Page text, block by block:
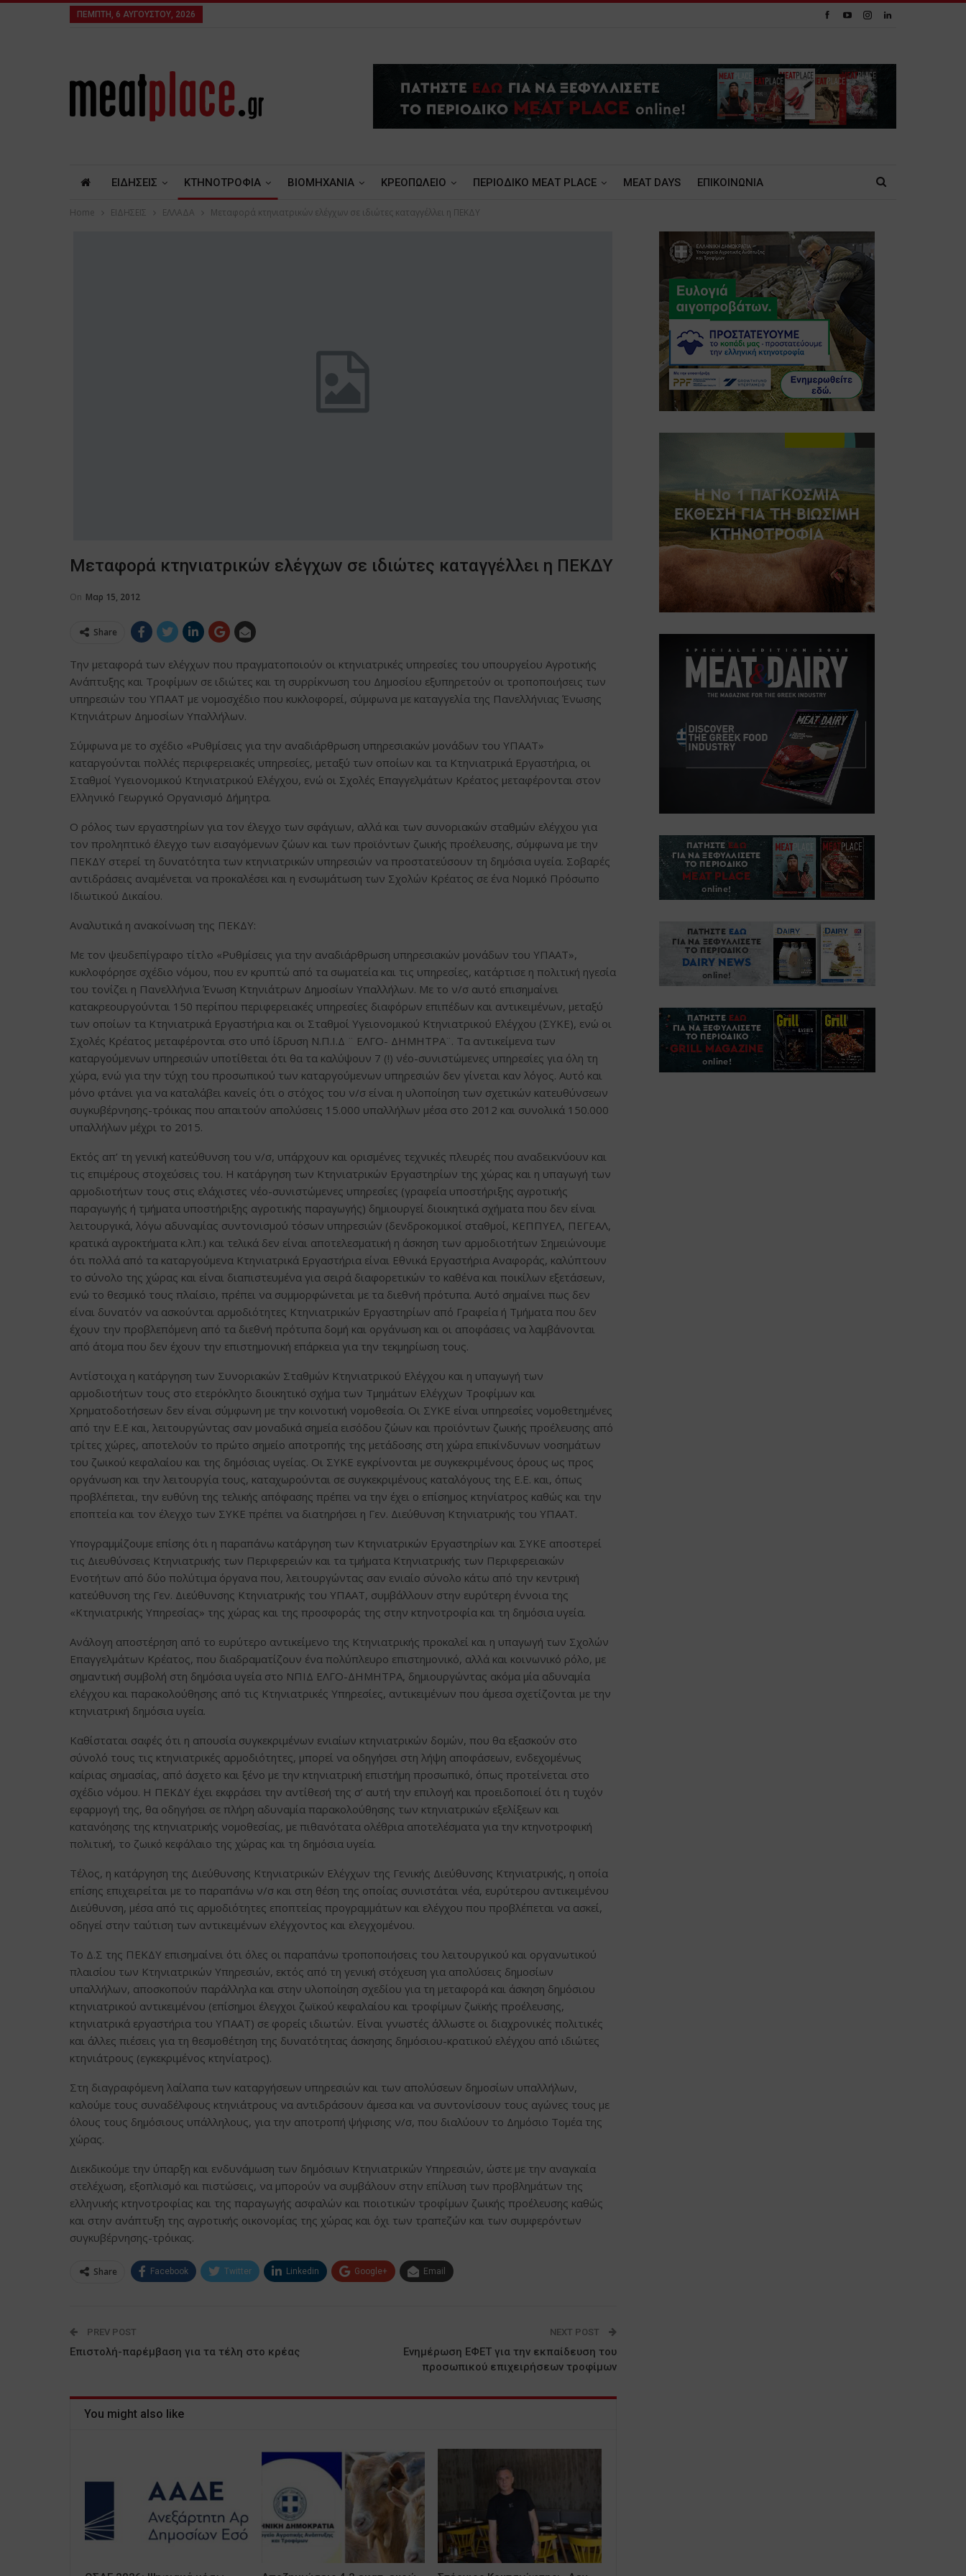
ΠΈΜΠΤΗ, 6 ΑΥΓΟΎΣΤΟΥ, 2026
ΕΙΔΗΣΕΙΣ ΚΤΗΝΟΤΡΟΦΙΑ ΒΙΟΜΗΧΑΝΙΑ ΚΡΕΟΠΩΛΕΙΟ ΠΕΡΙΟΔΙΚΟ ΜΕΑΤ PLACE MEAT DAYS ΕΠΙΚΟΙΝΩΝΙΑ
Home ΕΙΔΗΣΕΙΣ ΕΛΛΑΔΑ Μεταφορά κτηνιατρικών ελέγχων σε ιδιώτες καταγγέλλει η ΠΕΚΔΥ
Μεταφορά κτηνιατρικών ελέγχων σε ιδιώτες καταγγέλλει η ΠΕΚΔΥ
On Μαρ 15, 2012
Share
Την μεταφορά των ελέγχων που πραγματοποιούν οι κτηνιατρικές υπηρεσίες του υπουργείου Αγροτικής
Ανάπτυξης και Τροφίμων σε ιδιώτες και τη συρρίκνωση του Δημοσίου εξυπηρετούν οι τροποποιήσεις των
υπηρεσιών του ΥΠΑΑΤ με νομοσχέδιο που κυκλοφορεί, σύμφωνα με καταγγελία της Πανελλήνιας Ένωσης
Κτηνιάτρων Δημοσίων Υπαλλήλων.
Σύμφωνα με το σχέδιο «Ρυθμίσεις για την αναδιάρθρωση υπηρεσιακών μονάδων του ΥΠΑΑΤ»
καταργούνται πολλές περιφερειακές υπηρεσίες, μεταξύ των οποίων και τα Κτηνιατρικά Εργαστήρια, οι
Σταθμοί Υγειονομικού Κτηνιατρικού Ελέγχου, ενώ οι Σχολές Επαγγελμάτων Κρέατος μεταφέρονται στον
Ελληνικό Γεωργικό Οργανισμό Δήμητρα.
Ο ρόλος των εργαστηρίων για τον έλεγχο των σφάγιων, αλλά και των συνοριακών σταθμών ελέγχου για
τον προληπτικό έλεγχο των εισαγόμενων ζώων και των προϊόντων ζωικής προέλευσης, σύμφωνα με την
ΠΕΚΔΥ στερεί τη δυνατότητα των κτηνιατρικών υπηρεσιών να προστατεύσουν τη δημόσια υγεία. Σοβαρές
αντιδράσεις αναμένεται να προκαλέσει και η ενσωμάτωση των Σχολών Κρέατος σε ένα Νομικό Πρόσωπο
Ιδιωτικού Δικαίου.
Αναλυτικά η ανακοίνωση της ΠΕΚΔΥ:
Με τον ψευδεπίγραφο τίτλο «Ρυθμίσεις για την αναδιάρθρωση υπηρεσιακών μονάδων του ΥΠΑΑΤ»,
κυκλοφόρησε σχέδιο νόμου, που εν κρυπτώ από τα σωματεία και τις υπηρεσίες, κατάρτισε η πολιτική ηγεσία
του τονίζει η Πανελλήνια Ένωση Κτηνιάτρων Δημοσίων Υπαλλήλων. Με το ν/σ αυτό επισημαίνει
κατακρεουργούνται 150 περίπου περιφερειακές υπηρεσίες διαφόρων επιπέδων και αντικειμένων, μεταξύ
των οποίων τα Κτηνιατρικά Εργαστήρια και οι Σταθμοί Υγειονομικού Κτηνιατρικού Ελέγχου (ΣΥΚΕ), ενώ οι
Σχολές Κρέατος μεταφέρονται στο υπό ίδρυση Ν.Π.Ι.Δ ¨ ΕΛΓΟ- ΔΗΜΗΤΡΑ¨. Τα αντικείμενα των
καταργούμενων υπηρεσιών υποτίθεται ότι θα τα καλύψουν 7 (!) νέο-συνιστώμενες υπηρεσίες για όλη τη
χώρα, ενώ για την τύχη του προσωπικού των καταργούμενων υπηρεσιών δεν γίνεται καν λόγος. Αυτό και
μόνο φτάνει για να καταλάβει κανείς ότι ο στόχος του ν/σ είναι η υλοποίηση των σχετικών κατευθύνσεων
συγκυβέρνησης-τρόικας που απαιτούν απολύσεις 15.000 υπαλλήλων μέσα στο 2012 και συνολικά 150.000
υπαλλήλων μέχρι το 2015.
Εκτός απ’ τη γενική κατεύθυνση του ν/σ, υπάρχουν και ορισμένες τεχνικές πλευρές που αναδεικνύουν και
τις επιμέρους στοχεύσεις του. Η κατάργηση των Κτηνιατρικών Εργαστηρίων της χώρας και η υπαγωγή των
αρμοδιοτήτων τους στις ελάχιστες νέο-συνιστώμενες υπηρεσίες (γραφεία υποστήριξης αγροτικής
παραγωγής ή τμήματα υποστήριξης αγροτικής παραγωγής) δημιουργεί διοικητικά σχήματα που δεν είναι
λειτουργικά, λόγω αδυναμίας συντονισμού τόσων υπηρεσιών (δενδροκομικοί σταθμοί, ΚΕΠΠΥΕΛ, ΠΕΓΕΑΛ,
κρατικά αγροκτήματα κ.λπ.) και τελικά δεν είναι αποτελεσματική η άσκηση των αρμοδιοτήτων Σημειώνουμε
ότι πολλά από τα καταργούμενα Κτηνιατρικά Εργαστήρια είναι Εθνικά Εργαστήρια Αναφοράς, καλύπτουν
το σύνολο της χώρας και είναι διαπιστευμένα για σειρά διαφορετικών το καθένα και ποικίλων εξετάσεων,
ενώ το θεσμικό τους πλαίσιο, πρέπει να συμμορφώνεται με τα διεθνή πρότυπα. Αυτό σημαίνει πως δεν
είναι δυνατόν να ασκούνται αρμοδιότητες Κτηνιατρικών Εργαστηρίων από Γραφεία ή Τμήματα που δεν
έχουν την προβλεπόμενη από τα διεθνή πρότυπα δομή και οργάνωση και οι αποφάσεις να λαμβάνονται
από άτομα που δεν έχουν την επιστημονική επάρκεια για την τεκμηρίωση τους.
Αντίστοιχα η κατάργηση των Συνοριακών Σταθμών Κτηνιατρικού Ελέγχου και η υπαγωγή των
αρμοδιοτήτων τους στο ετερόκλητο διοικητικό σχήμα των Τμημάτων Ελέγχων Τροφίμων και
Χρηματοδοτήσεων δεν είναι σύμφωνη με την κοινοτική νομοθεσία. Οι ΣΥΚΕ είναι υπηρεσίες νομοθετημένες
από την Ε.Ε και, λειτουργώντας σαν μοναδικά σημεία εισόδου ζώων και προϊόντων ζωικής προέλευσης από
τρίτες χώρες, αποτελούν το πρώτο σημείο αποτροπής της μετάδοσης στη χώρα επικίνδυνων νοσημάτων
του ζωικού κεφαλαίου και της δημόσιας υγείας. Οι ΣΥΚΕ εγκρίνονται με συγκεκριμένους όρους ως προς
οργάνωση και την λειτουργία τους, καταχωρούνται σε συγκεκριμένους καταλόγους της Ε.Ε. και, όπως
προβλέπεται, την ευθύνη της τελικής απόφασης πρέπει να την έχει ο επίσημος κτηνίατρος καθώς και την
εποπτεία και τον έλεγχο των ΣΥΚΕ πρέπει να διατηρήσει η Γεν. Διεύθυνση Κτηνιατρικής του ΥΠΑΑΤ.
Υπογραμμίζουμε επίσης ότι η παραπάνω κατάργηση των Κτηνιατρικών Εργαστηρίων και ΣΥΚΕ αποστερεί
τις Διευθύνσεις Κτηνιατρικής των Περιφερειών και τα τμήματα Κτηνιατρικής των Περιφερειακών
Ενοτήτων από δύο πολύτιμα όργανα που, λειτουργώντας σαν ενιαίο σύνολο κάτω από την κεντρική
κατεύθυνση της Γεν. Διεύθυνσης Κτηνιατρικής του ΥΠΑΑΤ, συμβάλλουν στην ευρύτερη έννοια της
«Κτηνιατρικής Υπηρεσίας» της χώρας και της προσφοράς της στην κτηνοτροφία και τη δημόσια υγεία.
Ανάλογη αποστέρηση από το ευρύτερο αντικείμενο της Κτηνιατρικής προκαλεί και η υπαγωγή των Σχολών
Επαγγελμάτων Κρέατος, που διαδραματίζουν ένα πολύπλευρο επιστημονικό, αλλά και κοινωνικό ρόλο, με
σημαντική συμβολή στη δημόσια υγεία στο ΝΠΙΔ ΕΛΓΟ-ΔΗΜΗΤΡΑ, δημιουργώντας ακόμα μία αδυναμία
ελέγχου και παρακολούθησης από τις Κτηνιατρικές Υπηρεσίες, αντικειμένων που άμεσα σχετίζονται με την
κτηνιατρική δημόσια υγεία.
Καθίσταται σαφές ότι η απουσία συγκεκριμένων ενιαίων κτηνιατρικών δομών, που θα εξασκούν στο
σύνολό τους τις κτηνιατρικές αρμοδιότητες, μπορεί να οδηγήσει στη λήψη αποφάσεων, ενδεχομένως
καίριας σημασίας, από άσχετο και ξένο με την κτηνιατρική επιστήμη προσωπικό, όπως προτείνεται στο
σχέδιο νόμου. Η ΠΕΚΔΥ έχει εκφράσει την αντίθεσή της σ’ αυτή την επιλογή και προειδοποιεί ότι η τυχόν
εφαρμογή της, θα οδηγήσει σε πλήρη αδυναμία παρακολούθησης των κτηνιατρικών εξελίξεων και
κατανόησης της κτηνιατρικής νομοθεσίας, με πιθανότατα ολέθρια αποτελέσματα για την κτηνοτροφική
πολιτική, το ζωικό κεφάλαιο της χώρας και τη δημόσια υγεία.
Τέλος, η κατάργηση της Διεύθυνσης Κτηνιατρικών Ελέγχων της Γενικής Διεύθυνσης Κτηνιατρικής, η οποία
επίσης επιχειρείται με το παραπάνω ν/σ και στη θέση της οποίας συνιστάται νέα, ευρύτερου αντικειμένου
Διεύθυνση, μέσα από τις αρμοδιότητες εποπτείας προγραμμάτων και ελέγχου που προβλέπεται να ασκεί,
οδηγεί στην ταύτιση των αντικειμένων ελέγχοντος και ελεγχομένου.
Το Δ.Σ της ΠΕΚΔΥ επισημαίνει ότι όλες οι παραπάνω τροποποιήσεις του λειτουργικού και οργανωτικού
πλαισίου των Κτηνιατρικών Υπηρεσιών, εκτός από τη γενική στόχευση για απολύσεις δημοσίων
υπαλλήλων, αποσκοπούν παράλληλα και στην υλοποίηση σχεδίου για τη μεταφορά και άσκηση δημόσιου
κτηνιατρικού αντικειμένου (επίσημοι έλεγχοι ζωϊκού κεφαλαίου και τροφίμων ζωϊκής προέλευσης,
κτηνιατρικά εργαστήρια του ΥΠΑΑΤ) σε φορείς ιδιωτών. Είναι γνωστές άλλωστε οι διαχρονικές πολιτικές
και άλλες πιέσεις για τη θεσμοθέτηση της δυνατότητας άσκησης δημόσιου-κρατικού ελέγχου από ιδιώτες
κτηνιάτρους (εγκεκριμένος κτηνίατρος).
Στη διαγραφόμενη λαίλαπα των καταργήσεων υπηρεσιών και των απολύσεων δημοσίων υπαλλήλων,
καλούμε τους συναδέλφους κτηνιάτρους να αντιδράσουν άμεσα και να συντονίσουν τους αγώνες τους με
όλους τους δημόσιους υπάλληλους, για την αποτροπή ψήφισης ν/σ, που διαλύουν το Δημόσιο Τομέα της
χώρας.
Διεκδικούμε την ύπαρξη και ενδυνάμωση των δημόσιων Κτηνιατρικών Υπηρεσιών, ώστε με την αναγκαία
στελέχωση, εξοπλισμό και πιστώσεις, να μπορούν να συμβάλουν στην επίλυση των προβλημάτων της
ελληνικής κτηνοτροφίας και της παραγωγής ασφαλών και ποιοτικών τροφίμων ζωικής προέλευσης καθώς
και στην ανάπτυξη της αγροτικής οικονομίας της χώρας και όχι των τραπεζών και των συμφερόντων
συγκυβέρνησης-τρόικας.
Share Facebook Twitter Linkedin Google+ Email
PREV POST
Επιστολή-παρέμβαση για τα τέλη στο κρέας
NEXT POST
Ενημέρωση ΕΦΕΤ για την εκπαίδευση του
προσωπικού επιχειρήσεων τροφίμων
You might also like